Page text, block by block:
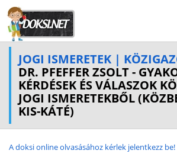
JOGI ISMERETEK |
DR. PFEFFER ZSOLT -
KÉRDÉSEK ÉS VÁLASZOK
JOGI ISMERETEKBŐL
KIS-KÁTÉ)
A doksi online olvasásához kérlek jelentkezz be!